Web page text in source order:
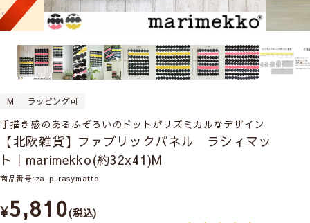
M ラッピング可
手描き感のあるふぞろいのドットがリズミカルなデザイン
【北欧雑貨】ファブリックパネル ラシィマッ
ト｜marimekko(約32x41)M
商品番号 za-p_rasymatto
¥5,810 税込